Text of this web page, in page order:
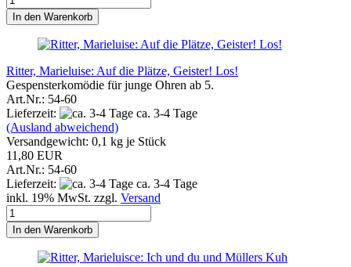
In den Warenkorb
Ritter, Marieluise: Auf die Plätze, Geister! Los!
Gespensterkomödie für junge Ohren ab 5.
Art.Nr.: 54-60
Lieferzeit:
ca. 3-4 Tage
(Ausland abweichend)
Versandgewicht: 0,1 kg je Stück
11,80 EUR
Art.Nr.: 54-60
Lieferzeit:
ca. 3-4 Tage
inkl. 19% MwSt. zzgl. Versand
In den Warenkorb